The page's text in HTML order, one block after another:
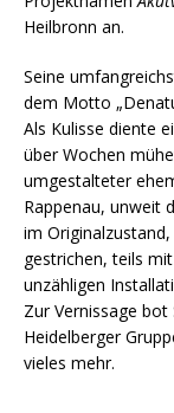
Heilbronn an.
Seine
dem Motto
Als Kulisse diente
über Wochen
umgestalteter
Rappenau, unweit
im
gestrichen, teils
unzähligen
Zur Vernissage
Heidelberger
vieles mehr.